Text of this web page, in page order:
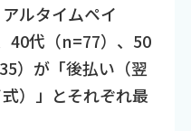
ルタイムペイ
40代（n=77）、50
）が「後払い（翌
）」とそれぞれ最